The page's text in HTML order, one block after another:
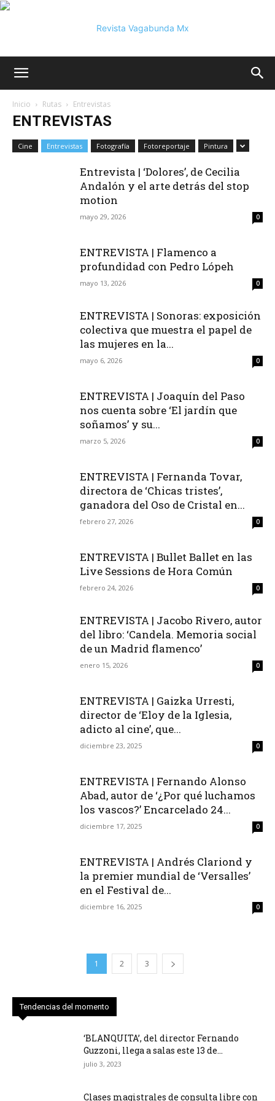
Mx
Inicio Rutas Entrevistas
ENTREVISTAS
Cine Entrevistas Fotografía Fotoreportaje Pintura
Entrevista | ‘Dolores’, de Cecilia
Andalón y el arte detrás del stop
motion
mayo 29, 2026 0
ENTREVISTA | Flamenco a
profundidad con Pedro Lópeh
mayo 13, 2026 0
ENTREVISTA | Sonoras: exposición
colectiva que muestra el papel de
las mujeres en la...
mayo 6, 2026 0
ENTREVISTA | Joaquín del Paso
nos cuenta sobre ‘El jardín que
soñamos’ y su...
marzo 5, 2026 0
ENTREVISTA | Fernanda Tovar,
directora de ‘Chicas tristes’,
ganadora del Oso de Cristal en...
febrero 27, 2026 0
ENTREVISTA | Bullet Ballet en las
Live Sessions de Hora Común
febrero 24, 2026 0
ENTREVISTA | Jacobo Rivero, autor
del libro: ‘Candela. Memoria social
de un Madrid flamenco’
enero 15, 2026 0
ENTREVISTA | Gaizka Urresti,
director de ‘Eloy de la Iglesia,
adicto al cine’, que...
diciembre 23, 2025 0
ENTREVISTA | Fernando Alonso
Abad, autor de ‘¿Por qué luchamos
los vascos?’ Encarcelado 24...
diciembre 17, 2025 0
ENTREVISTA | Andrés Clariond y
la premier mundial de ‘Versalles’
en el Festival de...
diciembre 16, 2025 0
1 2 3
Tendencias del momento
‘BLANQUITA’, del director Fernando
Guzzoni, llega a salas este 13 de...
julio 3, 2023
Clases magistrales de consulta libre con